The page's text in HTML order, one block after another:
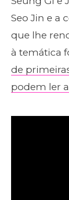
Seo Jin e a
que lhe
à temática
de
podem ler